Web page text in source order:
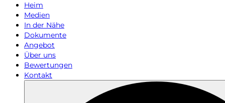
Heim
Medien
In der Nähe
Dokumente
Angebot
Über uns
Bewertungen
Kontakt